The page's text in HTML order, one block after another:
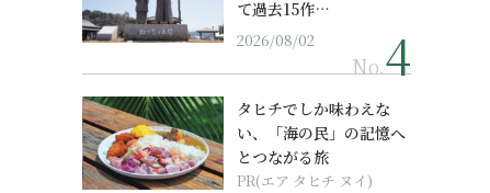
て過去15作…
2026/08/02
No.
タヒチでしか味わえな
い、「海の民」の記憶へ
とつながる旅
PR(エア タヒチ ヌイ)